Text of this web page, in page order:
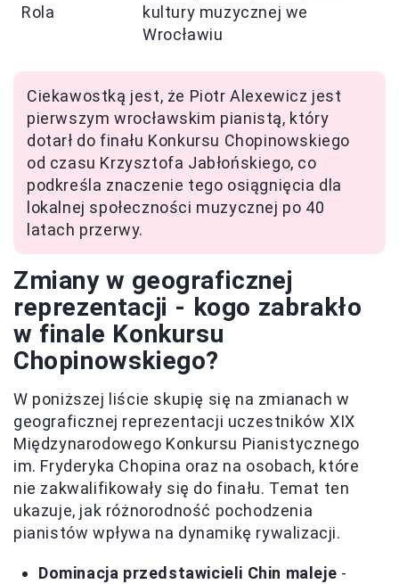
Rola
kultury muzycznej we
Wrocławiu
Ciekawostką jest, że Piotr Alexewicz jest
pierwszym wrocławskim pianistą, który
dotarł do finału Konkursu Chopinowskiego
od czasu Krzysztofa Jabłońskiego, co
podkreśla znaczenie tego osiągnięcia dla
lokalnej społeczności muzycznej po 40
latach przerwy.
Zmiany w geograficznej
reprezentacji - kogo zabrakło
w finale Konkursu
Chopinowskiego?
W poniższej liście skupię się na zmianach w
geograficznej reprezentacji uczestników XIX
Międzynarodowego Konkursu Pianistycznego
im. Fryderyka Chopina oraz na osobach, które
nie zakwalifikowały się do finału. Temat ten
ukazuje, jak różnorodność pochodzenia
pianistów wpływa na dynamikę rywalizacji.
Dominacja przedstawicieli Chin maleje -